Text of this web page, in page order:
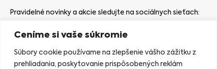
Ceníme si vaše súkromie
Súbory cookie používame na zlepšenie vášho zážitku z
prehliadania, poskytovanie prispôsobených reklám
Pravidelné novinky a akcie sledujte na sociálnych sieťach: